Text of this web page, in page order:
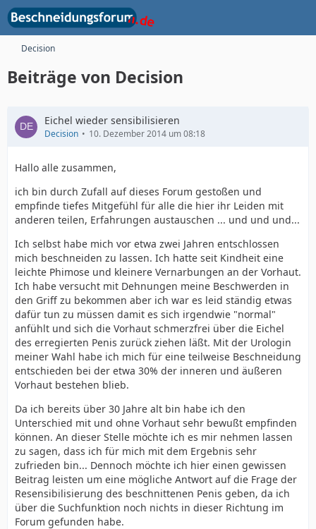
Decision
Beiträge von Decision
Eichel wieder sensibilisieren
Decision 10. Dezember 2014 um 08:18
Hallo alle zusammen,
ich bin durch Zufall auf dieses Forum gestoßen und
empfinde tiefes Mitgefühl für alle die hier ihr Leiden mit
anderen teilen, Erfahrungen austauschen ... und und und...
Ich selbst habe mich vor etwa zwei Jahren entschlossen
mich beschneiden zu lassen. Ich hatte seit Kindheit eine
leichte Phimose und kleinere Vernarbungen an der Vorhaut.
Ich habe versucht mit Dehnungen meine Beschwerden in
den Griff zu bekommen aber ich war es leid ständig etwas
dafür tun zu müssen damit es sich irgendwie "normal"
anfühlt und sich die Vorhaut schmerzfrei über die Eichel
des erregierten Penis zurück ziehen läßt. Mit der Urologin
meiner Wahl habe ich mich für eine teilweise Beschneidung
entschieden bei der etwa 30% der inneren und äußeren
Vorhaut bestehen blieb.
Da ich bereits über 30 Jahre alt bin habe ich den
Unterschied mit und ohne Vorhaut sehr bewußt empfinden
können. An dieser Stelle möchte ich es mir nehmen lassen
zu sagen, dass ich für mich mit dem Ergebnis sehr
zufrieden bin... Dennoch möchte ich hier einen gewissen
Beitrag leisten um eine mögliche Antwort auf die Frage der
Resensibilisierung des beschnittenen Penis geben, da ich
über die Suchfunktion noch nichts in dieser Richtung im
Forum gefunden habe.